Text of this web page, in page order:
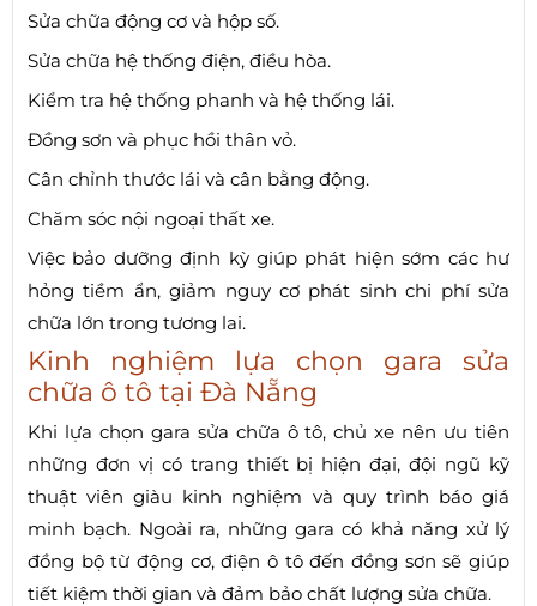
Sửa chữa động cơ và hộp số.
Sửa chữa hệ thống điện, điều hòa.
Kiểm tra hệ thống phanh và hệ thống lái.
Đồng sơn và phục hồi thân vỏ.
Cân chỉnh thước lái và cân bằng động.
Chăm sóc nội ngoại thất xe.
Việc bảo dưỡng định kỳ giúp phát hiện sớm các hư
hỏng tiềm ẩn, giảm nguy cơ phát sinh chi phí sửa
chữa lớn trong tương lai.
Kinh nghiệm lựa chọn gara sửa
chữa ô tô tại Đà Nẵng
Khi lựa chọn gara sửa chữa ô tô, chủ xe nên ưu tiên
những đơn vị có trang thiết bị hiện đại, đội ngũ kỹ
thuật viên giàu kinh nghiệm và quy trình báo giá
minh bạch. Ngoài ra, những gara có khả năng xử lý
đồng bộ từ động cơ, điện ô tô đến đồng sơn sẽ giúp
tiết kiệm thời gian và đảm bảo chất lượng sửa chữa.